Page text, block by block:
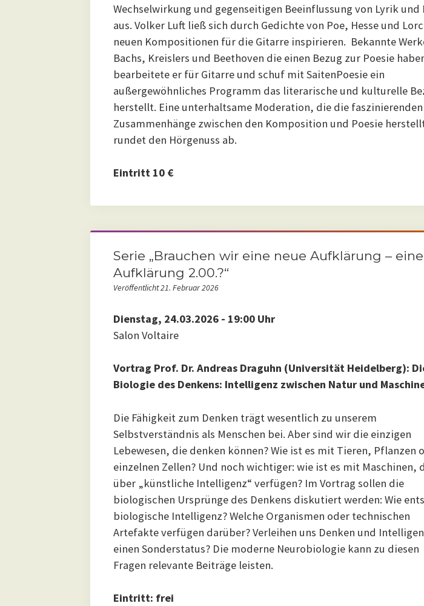
Wechselwirkung und gegenseitigen Beeinflussung von Lyrik und
aus. Volker Luft ließ sich durch Gedichte von Poe, Hesse und
neuen Kompositionen für die Gitarre inspirieren. Bekannte
Bachs, Kreislers und Beethoven die einen Bezug zur Poesie
bearbeitete er für Gitarre und schuf mit SaitenPoesie ein
außergewöhnliches Programm das literarische und kulturelle
herstellt. Eine unterhaltsame Moderation, die die faszinierenden
Zusammenhänge zwischen den Komposition und Poesie
rundet den Hörgenuss ab.
Eintritt 10 €
Serie „Brauchen wir eine neue Aufklärung – eine
Aufklärung 2.00.?“
Veröffentlicht 21. Februar 2026
Dienstag, 24.03.2026 - 19:00 Uhr
Salon Voltaire
Vortrag Prof. Dr. Andreas Draguhn (Universität Heidelberg):
Biologie des Denkens: Intelligenz zwischen Natur und
Die Fähigkeit zum Denken trägt wesentlich zu unserem
Selbstverständnis als Menschen bei. Aber sind wir die einzigen
Lebewesen, die denken können? Wie ist es mit Tieren, Pflanzen
einzelnen Zellen? Und noch wichtiger: wie ist es mit Maschinen,
über „künstliche Intelligenz“ verfügen? Im Vortrag sollen die
biologischen Ursprünge des Denkens diskutiert werden: Wie
biologische Intelligenz? Welche Organismen oder technischen
Artefakte verfügen darüber? Verleihen uns Denken und
einen Sonderstatus? Die moderne Neurobiologie kann zu diesen
Fragen relevante Beiträge leisten.
Eintritt: frei